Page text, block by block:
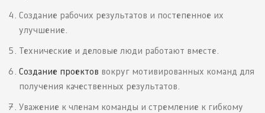
Создание рабочих результатов и постепенное их
улучшение.
Технические и деловые люди работают вместе.
Создание проектов вокруг мотивированных команд для
получения качественных результатов.
Уважение к членам команды и стремление к гибкому